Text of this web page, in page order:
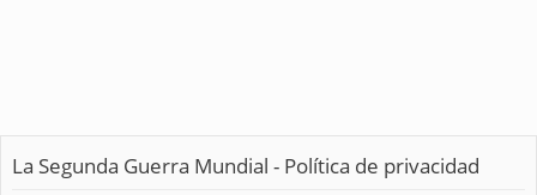
La Segunda Guerra Mundial - Política de privacidad